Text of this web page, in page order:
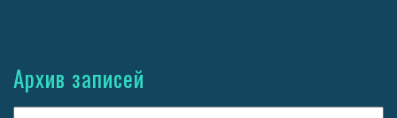
Архив записей